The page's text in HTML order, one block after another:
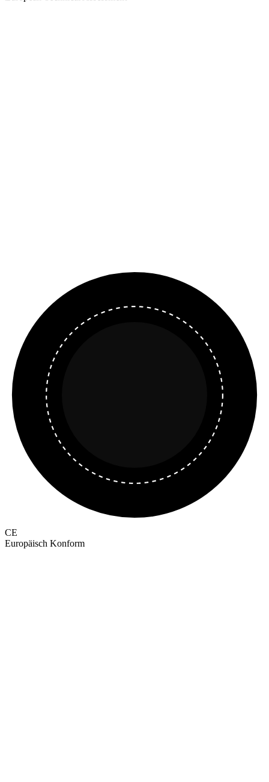
CE
Europäisch Konform